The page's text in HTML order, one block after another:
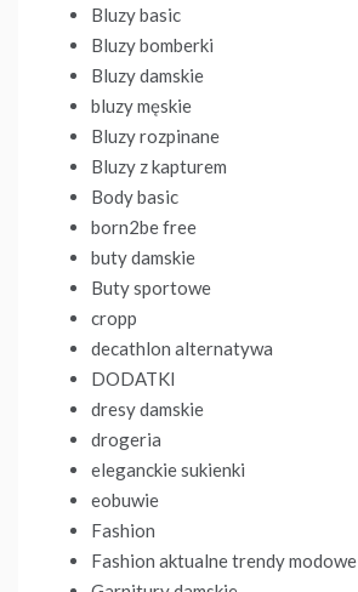
Bluzy basic
Bluzy bomberki
Bluzy damskie
bluzy męskie
Bluzy rozpinane
Bluzy z kapturem
Body basic
born2be free
buty damskie
Buty sportowe
cropp
decathlon alternatywa
DODATKI
dresy damskie
drogeria
eleganckie sukienki
eobuwie
Fashion
Fashion aktualne trendy modowe